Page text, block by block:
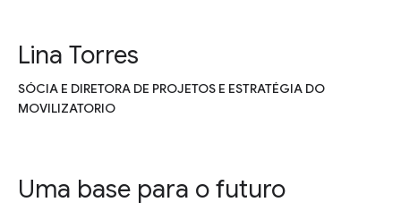
Lina Torres
SÓCIA E DIRETORA DE PROJETOS E ESTRATÉGIA DO
MOVILIZATORIO
Uma base para o futuro